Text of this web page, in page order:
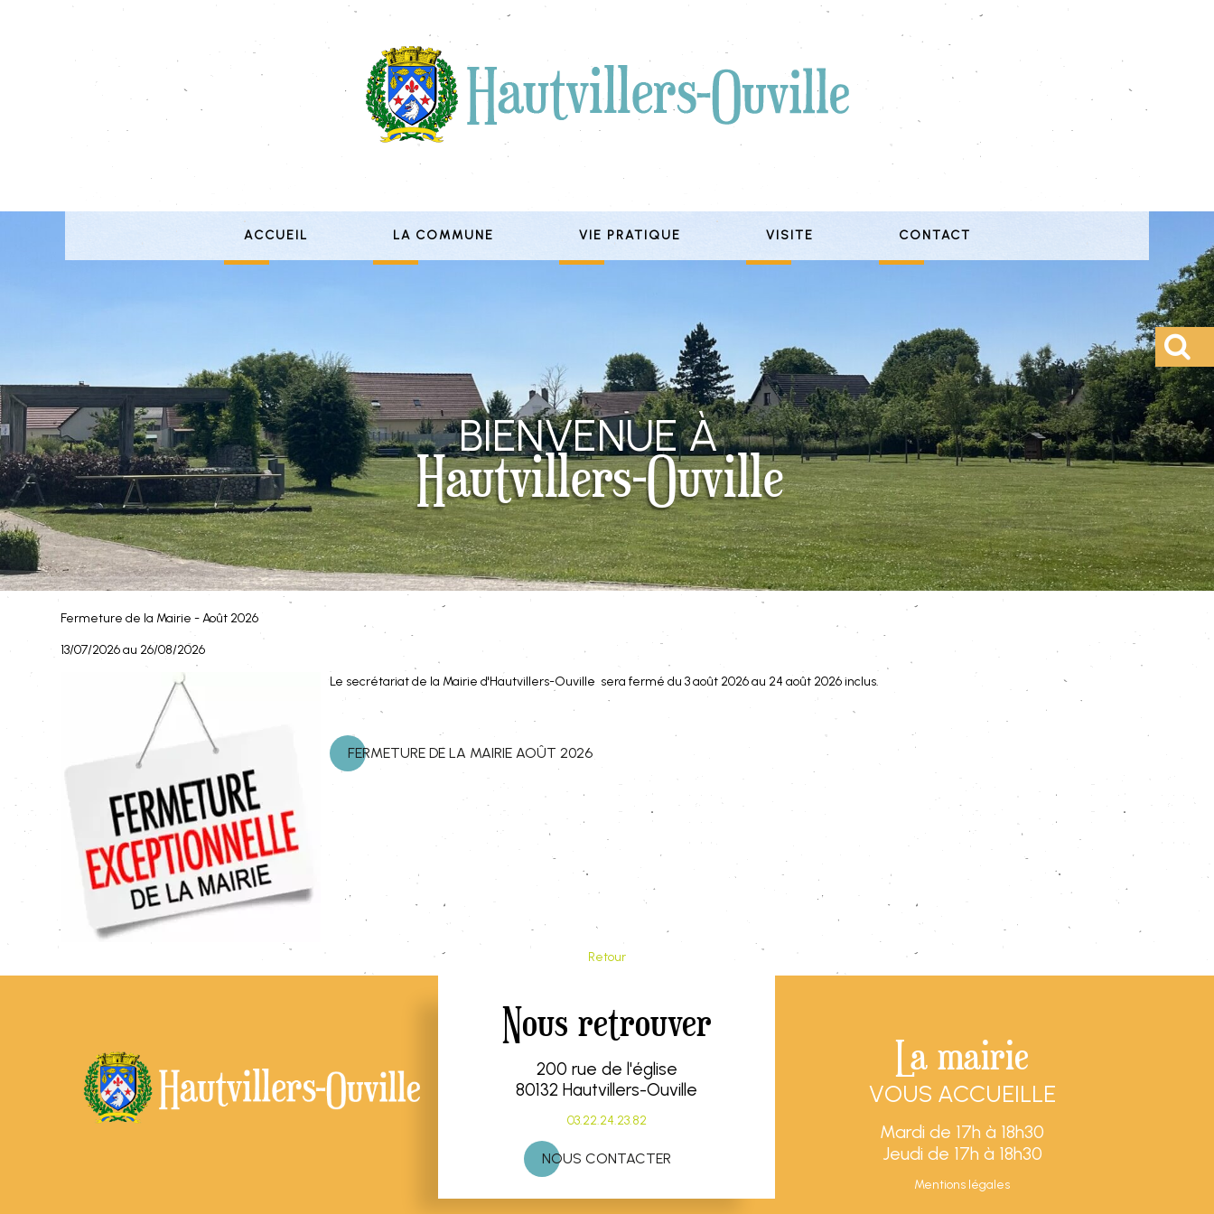
Accueil LA COMMUNE VIE PRATIQUE VISITE CONTACT
BIENVENUE À
Hautvillers-Ouville
Fermeture de la Mairie - Août 2026
13/07/2026 au 26/08/2026
Le secrétariat de la Mairie d'Hautvillers-Ouville sera fermé du 3 août 2026 au 24 août 2026 inclus.
FERMETURE DE LA MAIRIE AOÛT 2026
Retour
Nous retrouver
200 rue de l'église
80132 Hautvillers-Ouville
03.22.24.23.82
NOUS CONTACTER
La mairie
VOUS ACCUEILLE
Mardi de 17h à 18h30
Jeudi de 17h à 18h30
Mentions légales